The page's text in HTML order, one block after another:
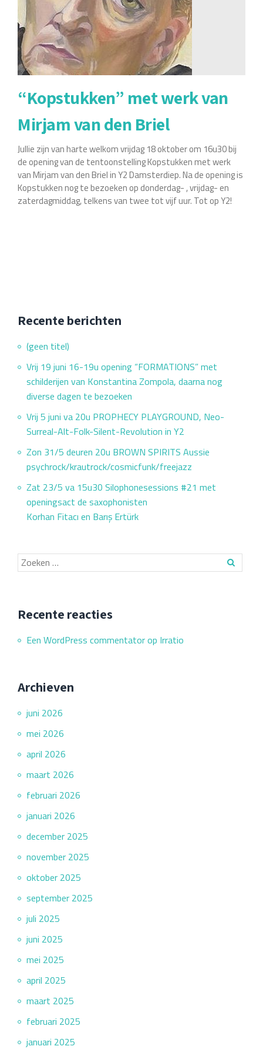
“Kopstukken” met werk van
Mirjam van den Briel
Jullie zijn van harte welkom vrijdag 18 oktober om 16u30 bij
de opening van de tentoonstelling Kopstukken met werk
van Mirjam van den Briel in Y2 Damsterdiep. Na de opening is
Kopstukken nog te bezoeken op donderdag- , vrijdag- en
zaterdagmiddag, telkens van twee tot vijf uur. Tot op Y2!
Recente berichten
(geen titel)
Vrij 19 juni 16-19u opening “FORMATIONS” met
schilderijen van Konstantina Zompola, daarna nog
diverse dagen te bezoeken
Vrij 5 juni va 20u PROPHECY PLAYGROUND, Neo-
Surreal-Alt-Folk-Silent-Revolution in Y2
Zon 31/5 deuren 20u BROWN SPIRITS Aussie
psychrock/krautrock/cosmicfunk/freejazz
Zat 23/5 va 15u30 Silophonesessions #21 met
openingsact de saxophonisten
Korhan Fitacı en Barış Ertürk
Recente reacties
Een WordPress commentatorop Irratio
Archieven
juni 2026
mei 2026
april 2026
maart 2026
februari 2026
januari 2026
december 2025
november 2025
oktober 2025
september 2025
juli 2025
juni 2025
mei 2025
april 2025
maart 2025
februari 2025
januari 2025